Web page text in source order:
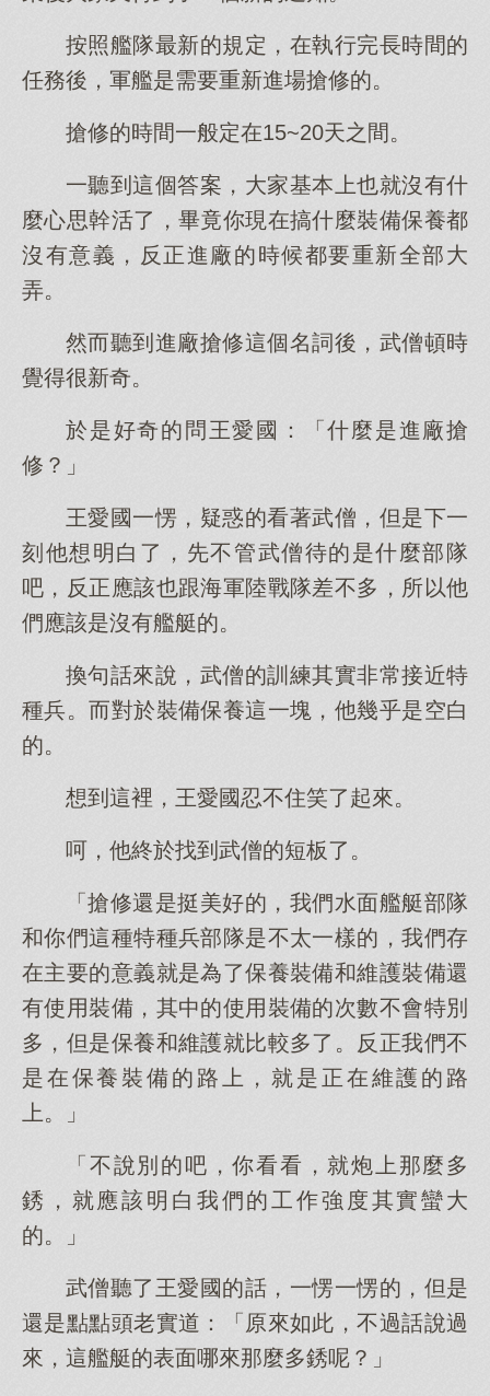
按照艦隊最新的規定，在執行完長時間的
任務後，軍艦是需要重新進場搶修的。
搶修的時間一般定在15~20天之間。
一聽到這個答案，大家基本上也就沒有什
麼心思幹活了，畢竟你現在搞什麼裝備保養都
沒有意義，反正進廠的時候都要重新全部大
弄。
然而聽到進廠搶修這個名詞後，武僧頓時
覺得很新奇。
於是好奇的問王愛國：「什麼是進廠搶
修？」
王愛國一愣，疑惑的看著武僧，但是下一
刻他想明白了，先不管武僧待的是什麼部隊
吧，反正應該也跟海軍陸戰隊差不多，所以他
們應該是沒有艦艇的。
換句話來說，武僧的訓練其實非常接近特
種兵。而對於裝備保養這一塊，他幾乎是空白
的。
想到這裡，王愛國忍不住笑了起來。
呵，他終於找到武僧的短板了。
「搶修還是挺美好的，我們水面艦艇部隊
和你們這種特種兵部隊是不太一樣的，我們存
在主要的意義就是為了保養裝備和維護裝備還
有使用裝備，其中的使用裝備的次數不會特別
多，但是保養和維護就比較多了。反正我們不
是在保養裝備的路上，就是正在維護的路
上。」
「不說別的吧，你看看，就炮上那麼多
銹，就應該明白我們的工作強度其實蠻大
的。」
武僧聽了王愛國的話，一愣一愣的，但是
還是點點頭老實道：「原來如此，不過話說過
來，這艦艇的表面哪來那麼多銹呢？」